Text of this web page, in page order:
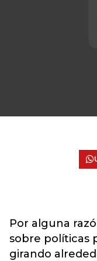
Por alguna
sobre políticas
girando